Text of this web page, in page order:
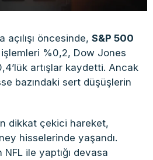
öncesinde, S&P 500
%0,2, Dow Jones
artışlar kaydetti. Ancak
bazındaki sert düşüşlerin
dikkat çekici hareket,
hisselerinde yaşandı.
ile yaptığı devasa